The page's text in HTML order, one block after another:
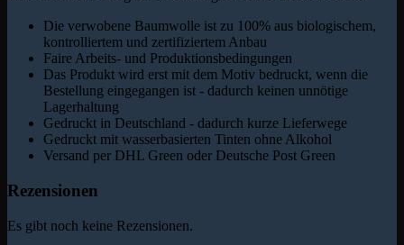
Die verwobene Baumwolle ist zu 100% aus biologischem,
kontrolliertem und zertifiziertem Anbau
Faire Arbeits- und Produktionsbedingungen
Das Produkt wird erst mit dem Motiv bedruckt, wenn die
Bestellung eingegangen ist - dadurch keinen unnötige
Lagerhaltung
Gedruckt in Deutschland - dadurch kurze Lieferwege
Gedruckt mit wasserbasierten Tinten ohne Alkohol
Versand per DHL Green oder Deutsche Post Green
Rezensionen
Es gibt noch keine Rezensionen.